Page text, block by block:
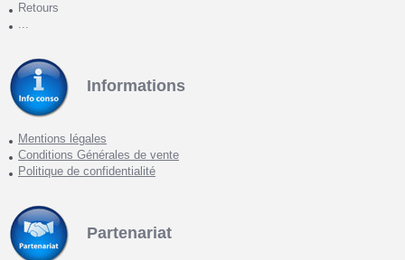
Retours
...
Informations
Mentions légales
Conditions Générales de vente
Politique de confidentialité
Partenariat